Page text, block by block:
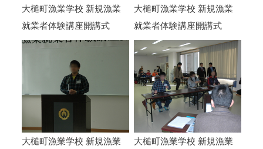
大槌町漁業学校 新規漁業
就業者体験講座開講式
大槌町漁業学校 新規漁業
就業者体験講座開講式
大槌町漁業学校 新規漁業
大槌町漁業学校 新規漁業